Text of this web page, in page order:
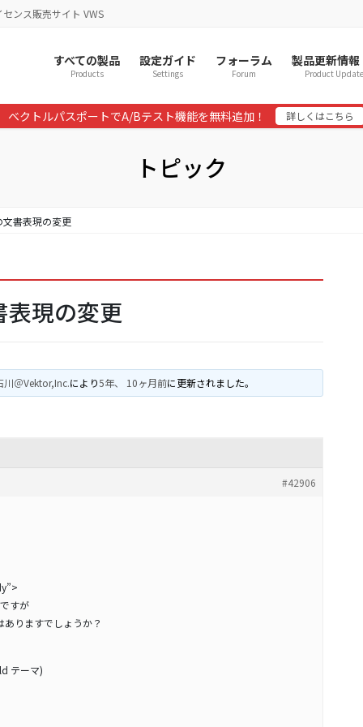
ンス販売サイト VWS
すべての製品
Products
設定ガイド
Settings
フォーラム
Forum
製品更新情報
Product Update
ベクトルパスポートでA/Bテスト機能を無料追加！ 詳しくはこちら
トピック
書表現の変更
表現の変更
川＠Vektor,Inc.により5年、 10ヶ月前に更新されました。
#42906
すが
りますでしょうか？
テーマ)